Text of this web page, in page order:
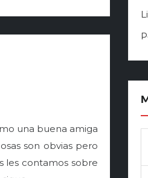
una buena amiga
son obvias pero
les contamos sobre